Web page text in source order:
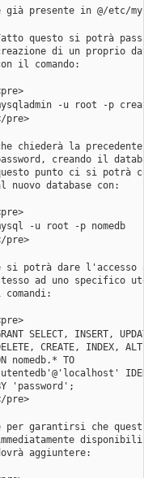
già presente in @/etc/
questo si potrà
di un proprio
il comando:
-u root -p
pre>
chiederà la precedente
creando il
punto ci si potrà
nuovo database con:
-u root -p nomedb
pre>
si potrà dare l'accesso
ad uno specifico
comandi:
SELECT, INSERT,
CREATE, INDEX,
nomedb.* TO
'password';
pre>
per garantirsi che
aggiuntere: